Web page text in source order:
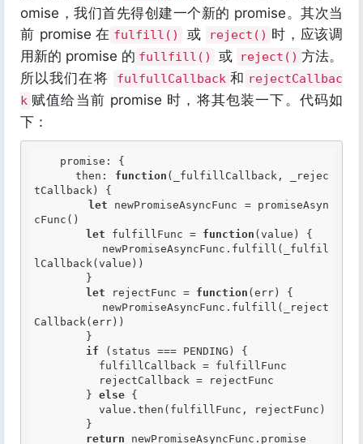
omise，我们首先得创建一个新的 promise。其次当
前 promise 在 fulfill() 或 reject() 时，应该调
用新的 promise 的 fullfill() 或 reject() 方法。
所以我们在将
fulfullCallback 和 rejectCallbac
k 赋值给当前 promise 时，将其包装一下。代码如
下：
      then:
function (_fulfillCallback, _rejec
tCallback)
{
let newPromiseAsyncFunc = promiseAsyn
cFunc()
let fulfillFunc = function (value)
{
lCallback(value))
let rejectFunc = function (err)
{
Callback(err))
if (status === PENDING) {
        }
else {
return newPromiseAsyncFunc.promise